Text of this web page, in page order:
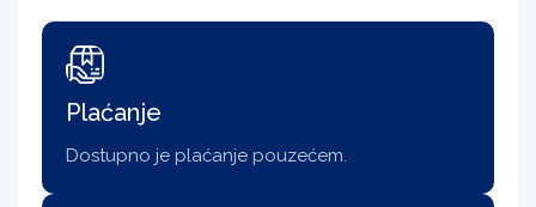
Plaćanje
Dostupno je plaćanje pouzećem.